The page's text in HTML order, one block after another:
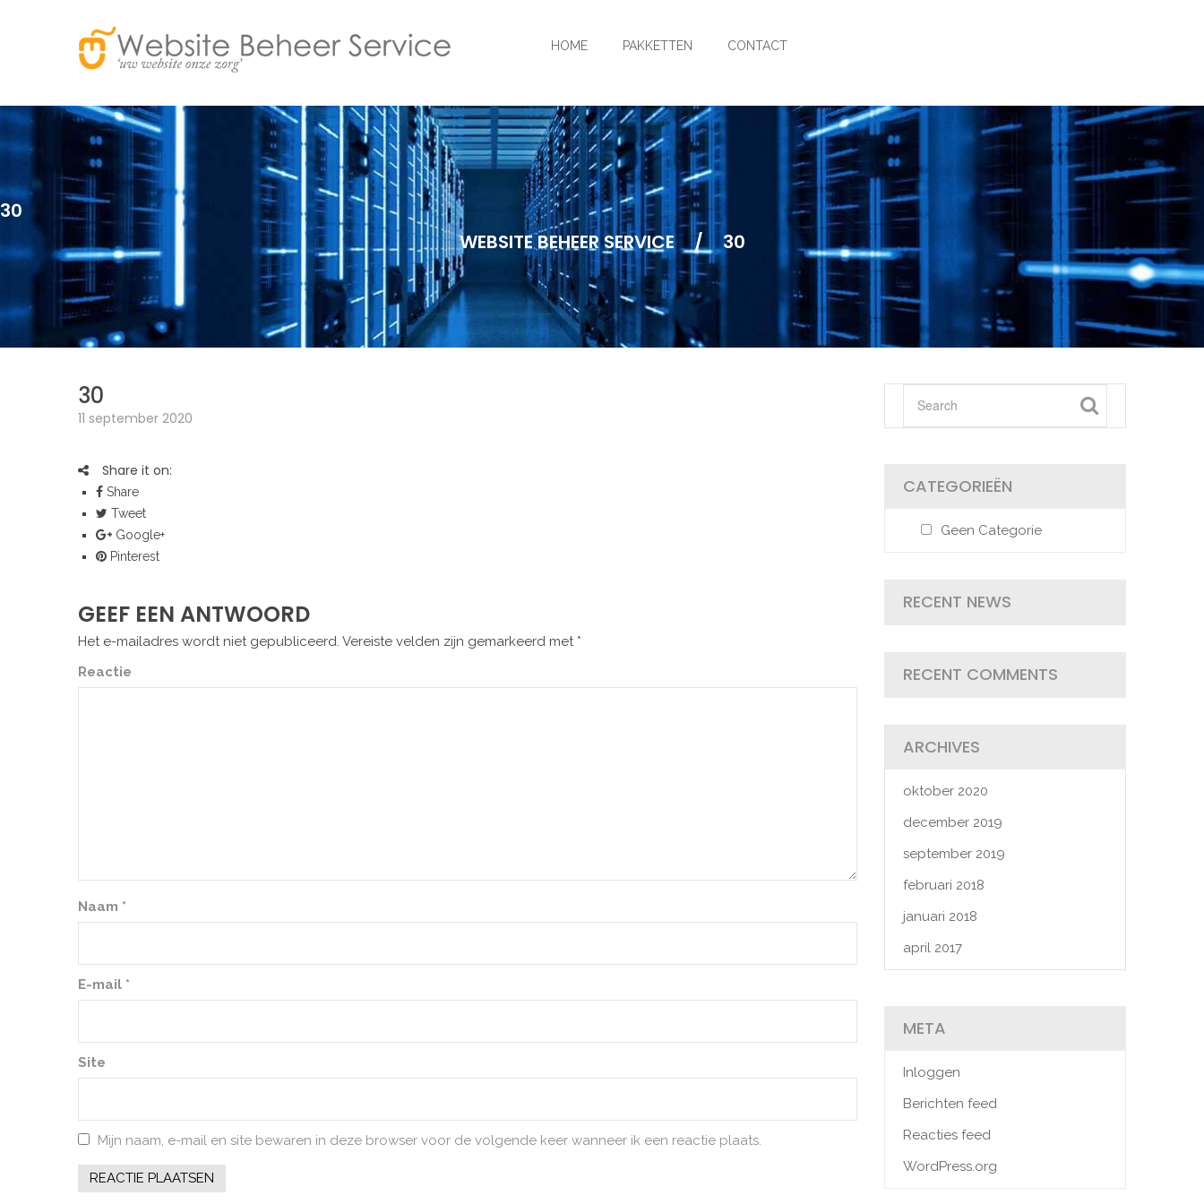
HOME PAKKETTEN CONTACT
30
WEBSITE BEHEER SERVICE
/ 30
30
11 september 2020
Share it on:
Share
Tweet
Google+
Pinterest
GEEF EEN ANTWOORD
Het e-mailadres wordt niet gepubliceerd. Vereiste velden zijn gemarkeerd met *
Reactie
Naam *
E-mail *
Site
Mijn naam, e-mail en site bewaren in deze browser voor de volgende keer wanneer ik een reactie plaats.
CATEGORIEËN
Geen Categorie
RECENT NEWS
RECENT COMMENTS
ARCHIVES
oktober 2020
december 2019
september 2019
februari 2018
januari 2018
april 2017
META
Inloggen
Berichten feed
Reacties feed
WordPress.org